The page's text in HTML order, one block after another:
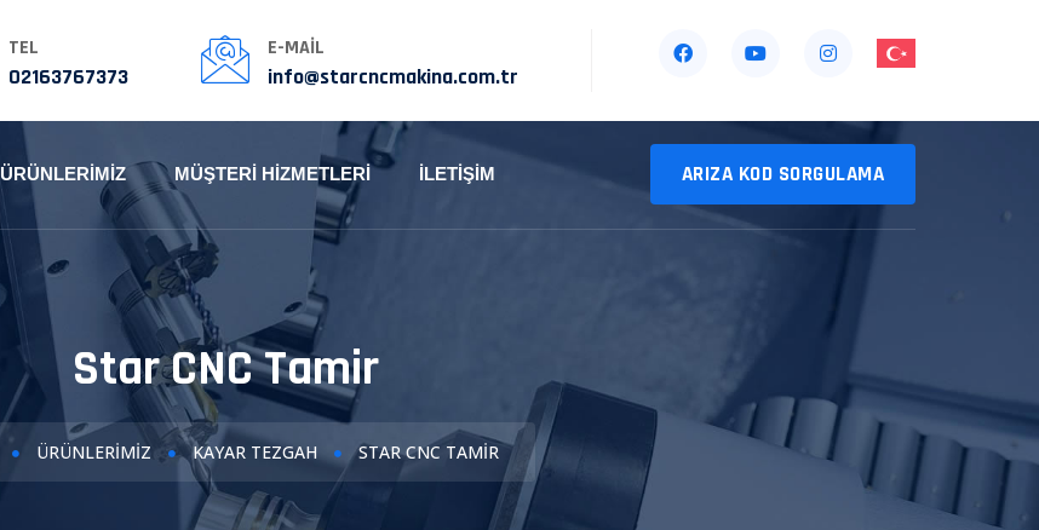
TEL
02163767373
E-MAIL
info@starcncmakina.com.tr
ÜRÜNLERIMIZ MÜŞTERI HIZMETLERI İLETIŞIM ARIZA KOD SORGULAMA
Star CNC Tamir
ÜRÜNLERIMIZ KAYAR TEZGAH STAR CNC TAMIR